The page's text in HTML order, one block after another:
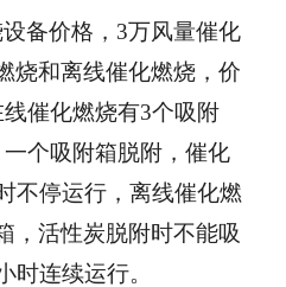
备价格，3万风量催化
烧和离线催化燃烧，价
催化燃烧有3个吸附
个吸附箱脱附，催化
不停运行，离线催化燃
，活性炭脱附时不能吸
时连续运行。